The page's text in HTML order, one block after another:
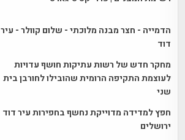
הדמייה - חצר מבנה מלוכתי - שלום קוולר - עיר
דוד
מחקר חדש של רשות עתיקות חושף עדויות
לעוצמת התקיפה הרומית שהובילו לחורבן בית
שני
חפץ למדידה מדוייקת נחשף בחפירות עיר דוד
ירושלים